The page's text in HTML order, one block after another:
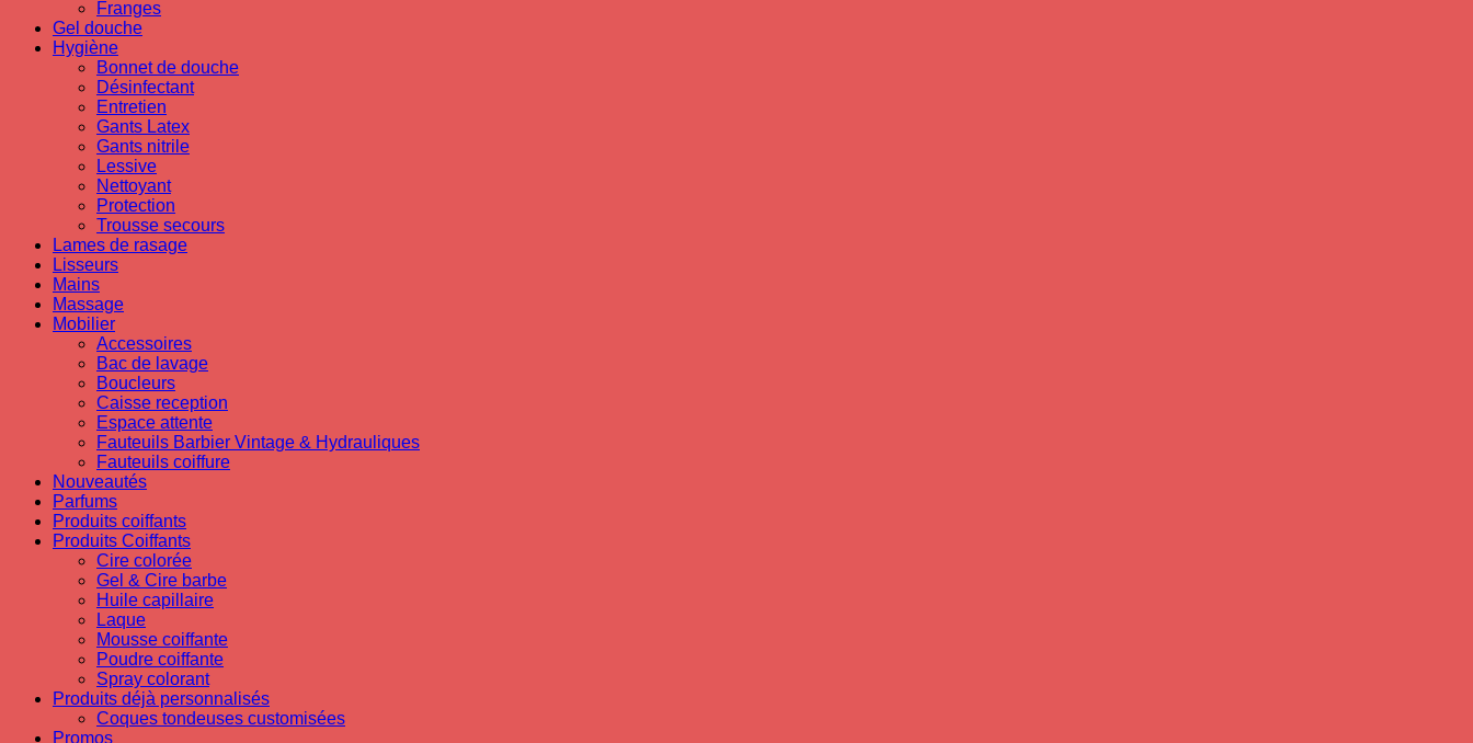
Franges
Gel douche
Hygiène
Bonnet de douche
Désinfectant
Entretien
Gants Latex
Gants nitrile
Lessive
Nettoyant
Protection
Trousse secours
Lames de rasage
Lisseurs
Mains
Massage
Mobilier
Accessoires
Bac de lavage
Boucleurs
Caisse reception
Espace attente
Fauteuils Barbier Vintage & Hydrauliques
Fauteuils coiffure
Nouveautés
Parfums
Produits coiffants
Produits Coiffants
Cire colorée
Gel & Cire barbe
Huile capillaire
Laque
Mousse coiffante
Poudre coiffante
Spray colorant
Produits déjà personnalisés
Coques tondeuses customisées
Promos